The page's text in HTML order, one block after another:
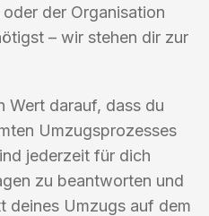
der Organisation
– wir stehen dir zur
Wert darauf, dass du
Umzugsprozesses
jederzeit für dich
zu beantworten und
deines Umzugs auf dem